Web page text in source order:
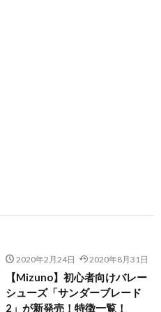
2020年2月24日 2020年8月31日
【Mizuno】初心者向けバレー
シューズ「サンダーブレード
2」が新発売！特徴一覧！